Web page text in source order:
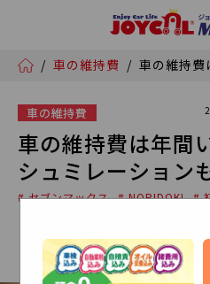
/ 車の維持費 / 車の維持費
車の維持費
車の維持費は年間
シュミレーション
# セブンマックス # NORIDOKI #